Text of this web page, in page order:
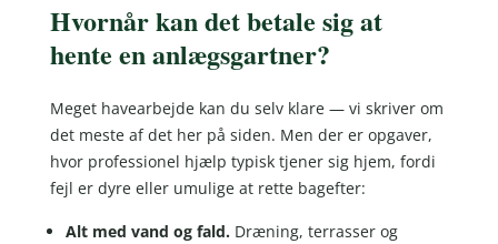
Hvornår kan det betale sig at
hente en anlægsgartner?
Meget havearbejde kan du selv klare — vi skriver om
det meste af det her på siden. Men der er opgaver,
hvor professionel hjælp typisk tjener sig hjem, fordi
fejl er dyre eller umulige at rette bagefter:
Alt med vand og fald.Dræning, terrasser og